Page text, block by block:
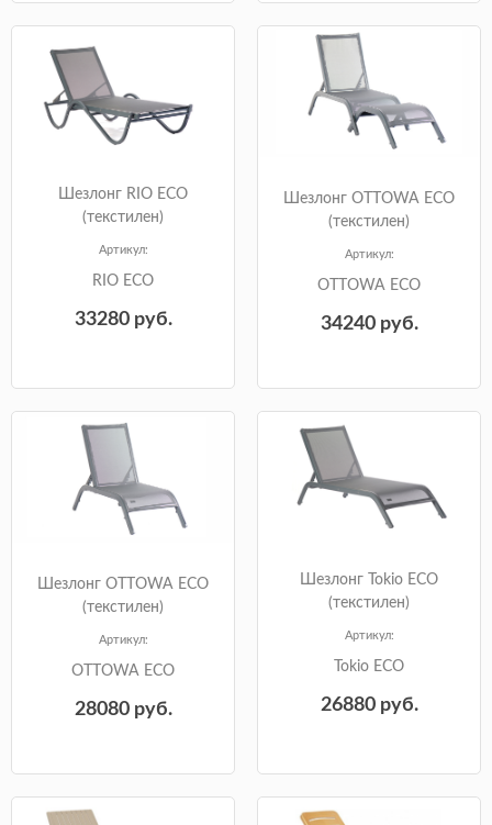
Шезлонг RIO ECO
(текстилен)
Артикул:
RIO ECO
33280руб.
Шезлонг OTTOWA ECO
(текстилен)
Артикул:
OTTOWA ECO
34240руб.
Шезлонг OTTOWA ECO
(текстилен)
Артикул:
OTTOWA ECO
28080руб.
Шезлонг Tokio ECO
(текстилен)
Артикул:
Tokio ECO
26880руб.